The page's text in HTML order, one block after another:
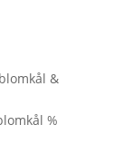
&
%